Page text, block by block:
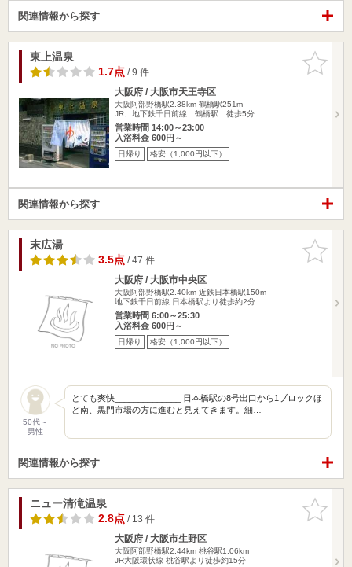
関連情報から探す
お気に入
りに追加
東上温泉
1.7点/ 9 件
大阪府 / 大阪市天王寺区
大阪阿部野橋駅2.38km 鶴橋駅251m
JR、地下鉄千日前線 鶴橋駅 徒歩5分
営業時間 14:00～23:00
入浴料金 600円～
日帰り 格安（1,000円以下）
関連情報から探す
お気に入
りに追加
末広湯
3.5点/ 47 件
大阪府 / 大阪市中央区
大阪阿部野橋駅2.40km 近鉄日本橋駅150m
地下鉄千日前線 日本橋駅より徒歩約2分
営業時間 6:00～25:30
入浴料金 600円～
日帰り 格安（1,000円以下）
50代～
男性
とても爽快______________ 日本橋駅の8号出口から1ブロックほ
ど南、黒門市場の方に進むと見えてきます。細…
関連情報から探す
お気に入
りに追加
ニュー清滝温泉
2.8点/ 13 件
大阪府 / 大阪市生野区
大阪阿部野橋駅2.44km 桃谷駅1.06km
JR大阪環状線 桃谷駅より徒歩約15分